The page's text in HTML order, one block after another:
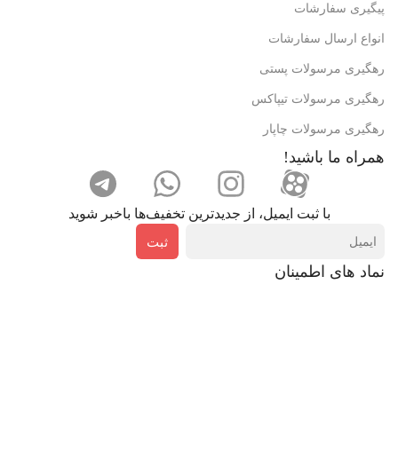
پیگیری سفارشات
انواع ارسال سفارشات
رهگیری مرسولات پستی
رهگیری مرسولات تیپاکس
رهگیری مرسولات چاپار
همراه ما باشید!
با ثبت ایمیل، از جدید‌ترین تخفیف‌ها با‌خبر شوید
ثبت
نماد های اطمینان